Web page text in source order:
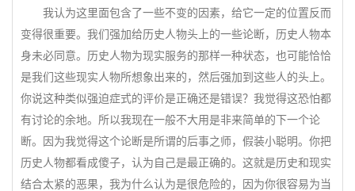
我认为这里面包含了一些不变的因素，给它一定的位置反而
变得很重要。我们强加给历史人物头上的一些论断，历史人物本
身未必同意。历史人物为现实服务的那样一种状态，也可能恰恰
是我们这些现实人物所想象出来的，然后强加到这些人的头上。
你说这种类似强迫症式的评价是正确还是错误？我觉得这恐怕都
有讨论的余地。所以我现在一般不大用是非来简单的下一个论
断。因为我觉得这个论断是所谓的后事之师，假装小聪明。你把
历史人物都看成傻子，认为自己是最正确的。这就是历史和现实
结合太紧的恶果，我为什么认为是很危险的，因为你很容易为当